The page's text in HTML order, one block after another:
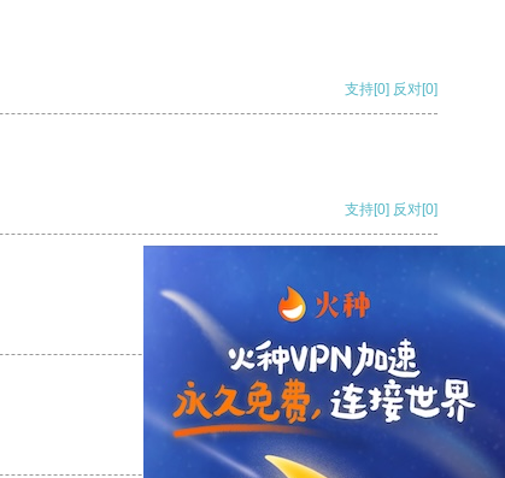
支持[0] 反对[0]
支持[0] 反对[0]
反对